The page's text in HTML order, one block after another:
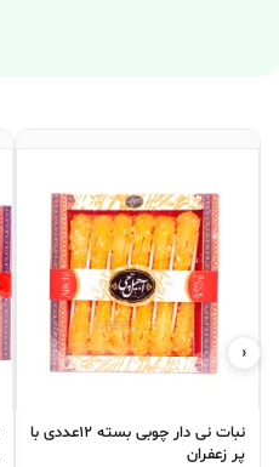
نبات نی دار چوبی بسته 12عددی با
پر زعفران
‹›